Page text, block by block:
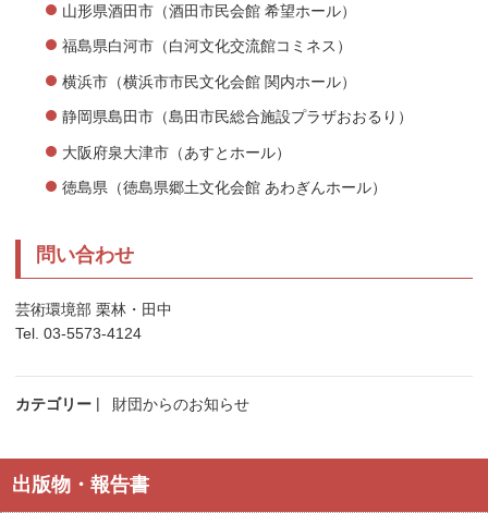
山形県酒田市（酒田市民会館 希望ホール）
福島県白河市（白河文化交流館コミネス）
横浜市（横浜市市民文化会館 関内ホール）
静岡県島田市（島田市民総合施設プラザおおるり）
大阪府泉大津市（あすとホール）
徳島県（徳島県郷土文化会館 あわぎんホール）
問い合わせ
芸術環境部 栗林・田中
Tel. 03-5573-4124
カテゴリー 財団からのお知らせ
出版物・報告書